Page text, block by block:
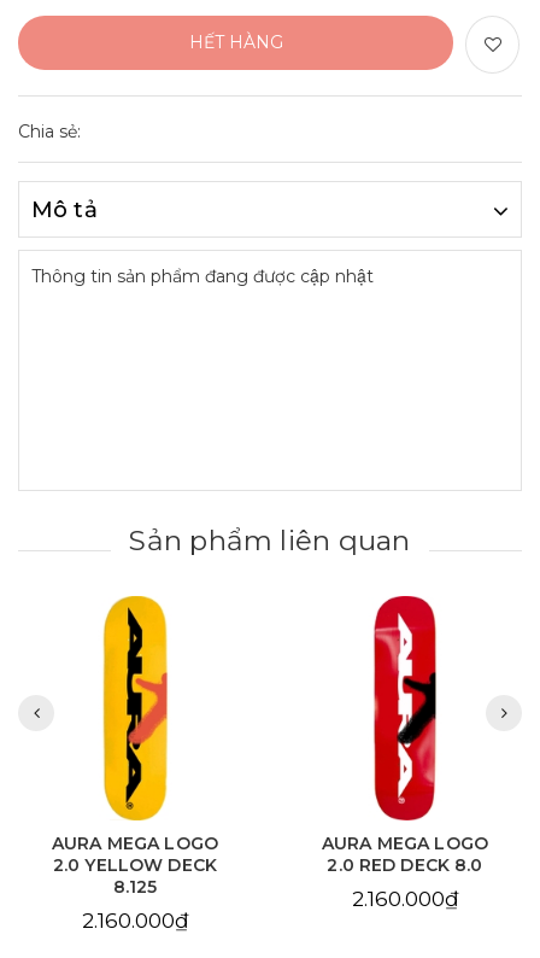
HẾT HÀNG
Chia sẻ:
Mô tả
Thông tin sản phẩm đang được cập nhật
Sản phẩm liên quan
AURA MEGA LOGO
2.0 RED DECK 8.0
2.160.000₫
AURA CHAIN EYE
LOVE SKY BLUE DECK
8.125